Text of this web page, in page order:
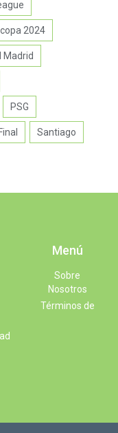
2024
Madrid
PSG
Santiago
Menú
Sobre
Nosotros
Términos de